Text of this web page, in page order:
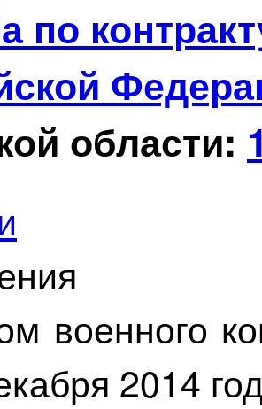
по
области:
военного
2014